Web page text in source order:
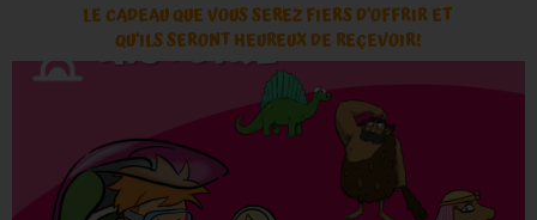
LECADEAU QUE VOUS SEREZ FIERS D’OFFRIR ET
QU’ILS SERONT HEUREUX DE REÇEVOIR!